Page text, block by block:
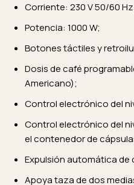
Corriente: 230 V 50/60
Potencia: 1000 W;
Botones táctiles y
Dosis de café
Americano);
Control electrónico del
Control electrónico del
el contenedor de
Expulsión automática de
Apoya taza de dos